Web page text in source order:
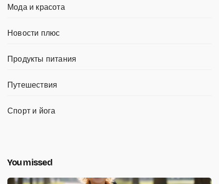
Мода и красота
Новости плюс
Продукты питания
Путешествия
Спорт и йога
You missed